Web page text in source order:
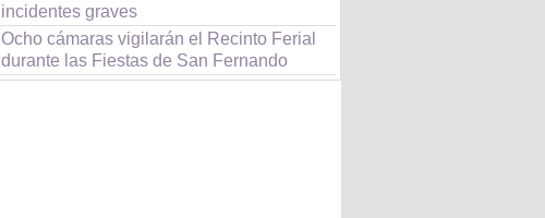
incidentes graves
Ocho cámaras vigilarán el Recinto Ferial
durante las Fiestas de San Fernando